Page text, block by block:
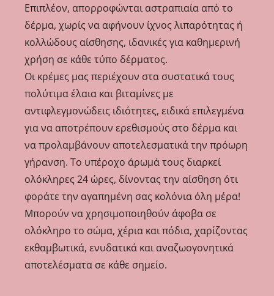
Επιπλέον, απορροφώνται αστραπιαία από το
δέρμα, χωρίς να αφήνουν ίχνος λιπαρότητας ή
κολλώδους αίσθησης, ιδανικές για καθημερινή
χρήση σε κάθε τύπο δέρματος.
Οι κρέμες μας περιέχουν στα συστατικά τους
πολύτιμα έλαια και βιταμίνες με
αντιφλεγμονώδεις ιδιότητες, ειδικά επιλεγμένα
για να αποτρέπουν ερεθισμούς στο δέρμα και
να προλαμβάνουν αποτελεσματικά την πρόωρη
γήρανση. Το υπέροχο άρωμά τους διαρκεί
ολόκληρες 24 ώρες, δίνοντας την αίσθηση ότι
φοράτε την αγαπημένη σας κολόνια όλη μέρα!
Μπορούν να χρησιμοποιηθούν άφοβα σε
ολόκληρο το σώμα, χέρια και πόδια, χαρίζοντας
εκθαμβωτικά, ενυδατικά και αναζωογονητικά
αποτελέσματα σε κάθε σημείο.